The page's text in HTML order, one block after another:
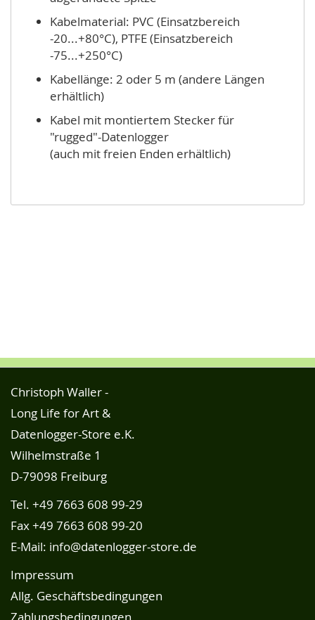
Kabelmaterial: PVC (Einsatzbereich
-20...+80°C), PTFE (Einsatzbereich
-75...+250°C)
Kabellänge: 2 oder 5 m (andere Längen
erhältlich)
Kabel mit montiertem Stecker für
"rugged"-Datenlogger
(auch mit freien Enden erhältlich)
Christoph Waller -
Long Life for Art &
Datenlogger-Store e.K.
Wilhelmstraße 1
D-79098 Freiburg
Tel. +49 7663 608 99-29
Fax +49 7663 608 99-20
E-Mail: info@datenlogger-store.de
Impressum
Allg. Geschäftsbedingungen